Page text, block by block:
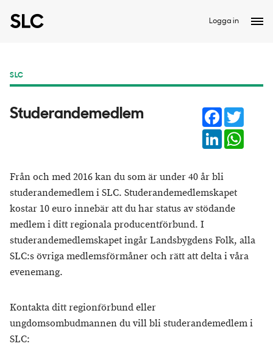
Logga in
SLC
Studerandemedlem Facebook
LinkedIn
Från och med 2016 kan du som är under 40 år bli
studerandemedlem i SLC. Studerandemedlemskapet
kostar 10 euro innebär att du har status av stödande
medlem i ditt regionala producentförbund. I
studerandemedlemskapet ingår Landsbygdens Folk, alla
SLC:s övriga medlemsförmåner och rätt att delta i våra
evenemang.
Kontakta ditt regionförbund eller
ungdomsombudmannen du vill bli studerandemedlem i
SLC: